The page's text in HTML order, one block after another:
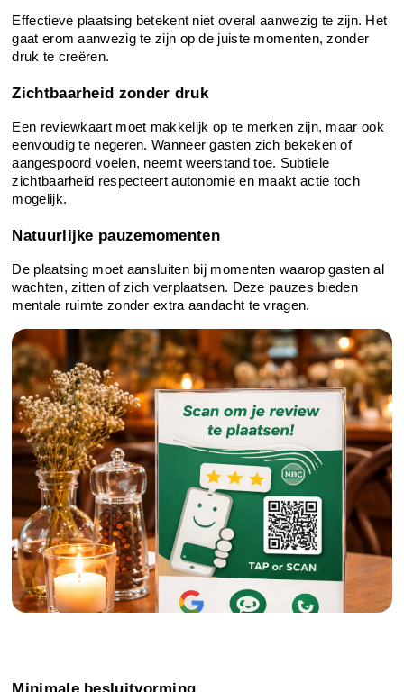
Effectieve plaatsing betekent niet overal aanwezig te zijn. Het
gaat erom aanwezig te zijn op de juiste momenten, zonder
druk te creëren.
Zichtbaarheid zonder druk
Een reviewkaart moet makkelijk op te merken zijn, maar ook
eenvoudig te negeren. Wanneer gasten zich bekeken of
aangespoord voelen, neemt weerstand toe. Subtiele
zichtbaarheid respecteert autonomie en maakt actie toch
mogelijk.
Natuurlijke pauzemomenten
De plaatsing moet aansluiten bij momenten waarop gasten al
wachten, zitten of zich verplaatsen. Deze pauzes bieden
mentale ruimte zonder extra aandacht te vragen.